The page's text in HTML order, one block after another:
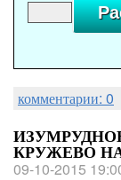
комментарии: 0
КРУЖЕВО
09-10-2015